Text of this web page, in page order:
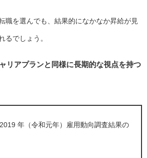
職を選んでも、結果的になかなか昇給が見
るでしょう。
リアプランと同様に長期的な視点を持つ
2019 年（令和元年）雇用動向調査結果の